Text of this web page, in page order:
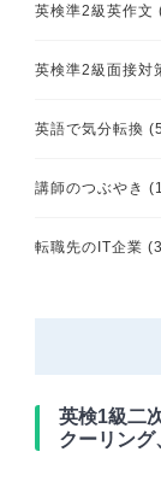
英検準2級英作文
英検準2級面接対
英語で気分転換
講師のつぶやき
転職先のIT企業
英検1級二
クーリング